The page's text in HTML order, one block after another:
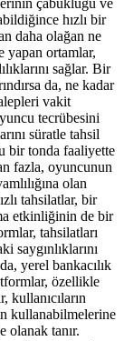
hızlı bir
daha olağan ne
yapan ortamlar,
sağlar. Bir
da, ne kadar
vakit
tecrübesini
süratle tahsil
bir tonda faaliyette
fazla, oyuncunun
olan
tahsilatlar, bir
etkinliğinin de bir
tahsilatları
saygınlıklarını
yerel bankacılık
özellikle
kullanabilmelerine
olanak tanır.